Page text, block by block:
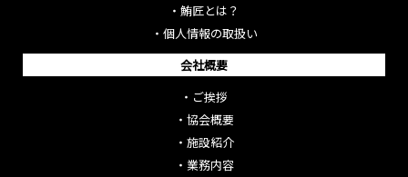
・ 鮪匠とは？
・ 個人情報の取扱い
会社概要
・ ご挨拶
・ 協会概要
・ 施設紹介
・ 業務内容